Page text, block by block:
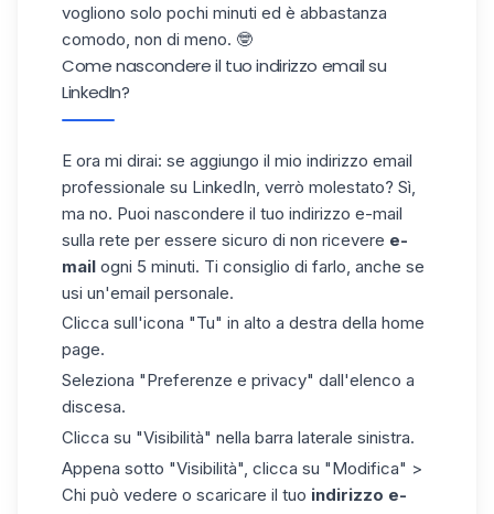
vogliono solo pochi minuti ed è abbastanza
comodo, non di meno. 🤓
Come nascondere il tuo indirizzo email su
LinkedIn?
E ora mi dirai: se aggiungo il mio indirizzo email
professionale su LinkedIn, verrò molestato? Sì,
ma no. Puoi nascondere il tuo indirizzo e-mail
sulla rete per essere sicuro di non ricevere e-
mail ogni 5 minuti. Ti consiglio di farlo, anche se
usi un'email personale.
Clicca sull'icona "Tu" in alto a destra della home
page.
Seleziona "Preferenze e privacy" dall'elenco a
discesa.
Clicca su "Visibilità" nella barra laterale sinistra.
Appena sotto "Visibilità", clicca su "Modifica" >
Chi può vedere o scaricare il tuo indirizzo e-